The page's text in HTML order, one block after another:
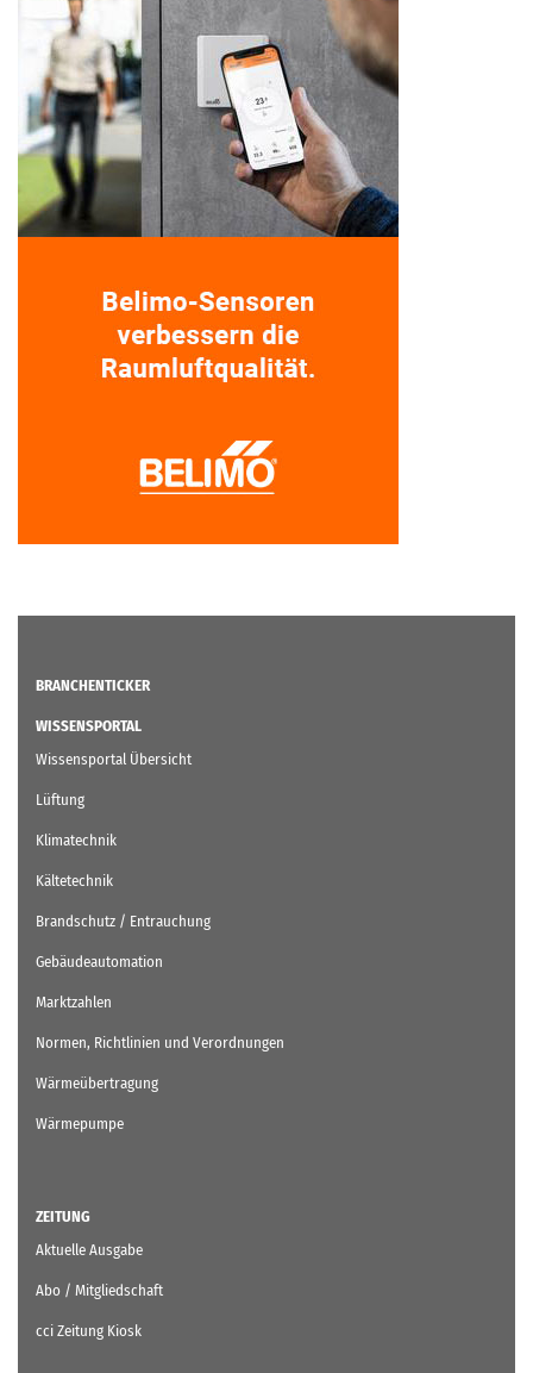
BRANCHENTICKER
WISSENSPORTAL
Wissensportal Übersicht
Lüftung
Klimatechnik
Kältetechnik
Brandschutz / Entrauchung
Gebäudeautomation
Marktzahlen
Normen, Richtlinien und Verordnungen
Wärmeübertragung
Wärmepumpe
ZEITUNG
Aktuelle Ausgabe
Abo / Mitgliedschaft
cci Zeitung Kiosk